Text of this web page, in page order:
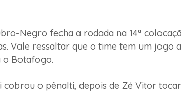
Negro fecha a rodada na 14ª
Vale ressaltar que o time tem um jogo
Botafogo.
o pênalti, depois de Zé Vitor